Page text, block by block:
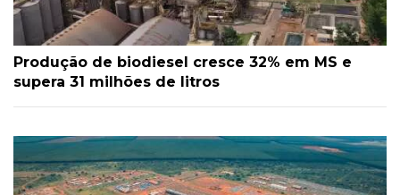
Produção de biodiesel cresce 32% em MS e
supera 31 milhões de litros